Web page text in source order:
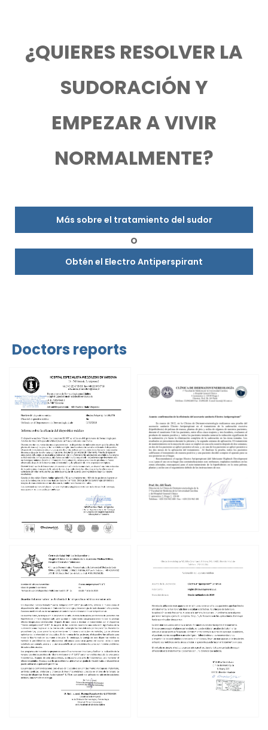
¿QUIERES RESOLVER LA
SUDORACIÓN Y
EMPEZAR A VIVIR
NORMALMENTE?
Más sobre el tratamiento del sudor
O
Obtén el Electro Antiperspirant
Doctors reports